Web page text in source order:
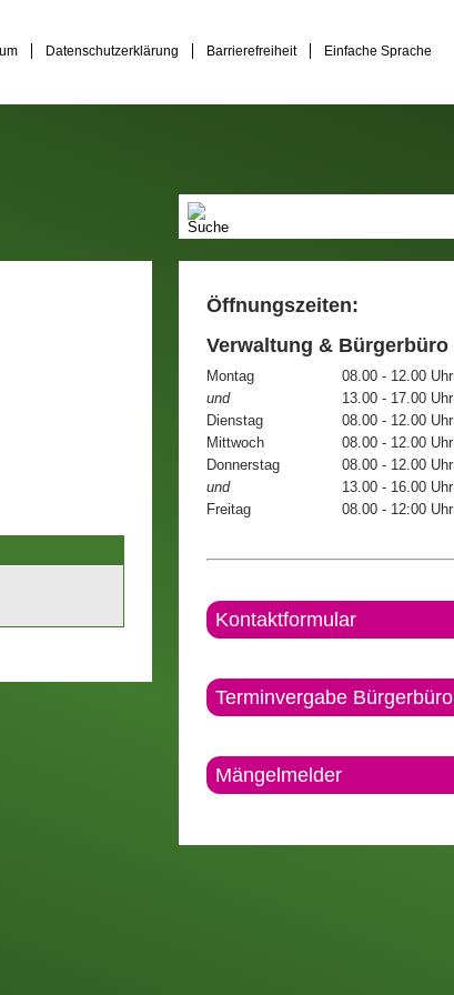
Datenschutzerklärung Barrierefreiheit Einfache Sprache
Öffnungszeiten:
Verwaltung & Bürgerbüro
Montag
08.00 - 12.00 Uhr
und
13.00 - 17.00 Uhr
Dienstag
08.00 - 12.00 Uhr
Mittwoch
08.00 - 12.00 Uhr
Donnerstag
08.00 - 12.00 Uhr
und
13.00 - 16.00 Uhr
Freitag
08.00 - 12:00 Uhr
Kontaktformular
Terminvergabe Bürgerbüro
Mängelmelder